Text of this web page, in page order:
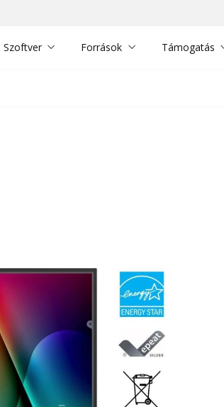
Szoftver Források Támogatás